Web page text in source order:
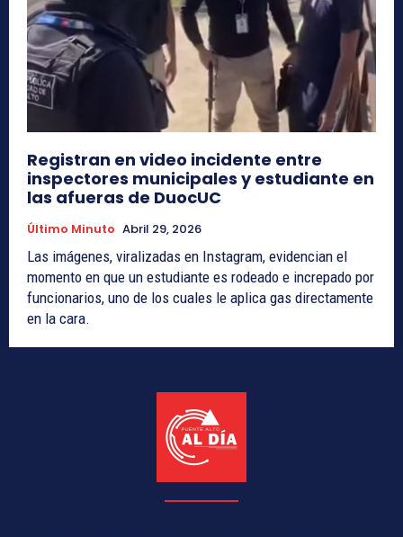
Registran en video incidente entre
inspectores municipales y estudiante en
las afueras de DuocUC
Último Minuto Abril 29, 2026
Las imágenes, viralizadas en Instagram, evidencian el
momento en que un estudiante es rodeado e increpado por
funcionarios, uno de los cuales le aplica gas directamente
en la cara.